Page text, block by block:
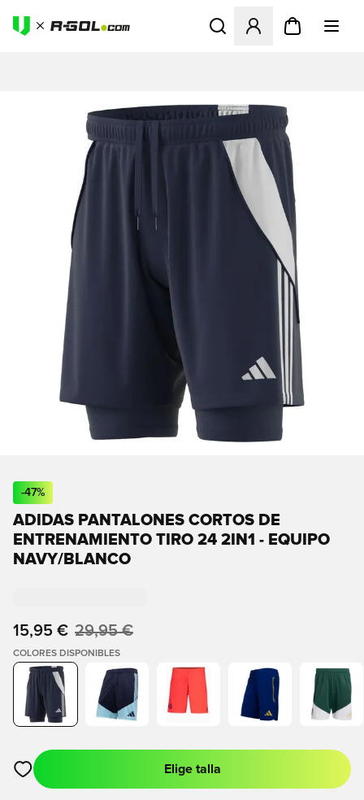
Abre un modal para iniciar
-47%
ADIDAS PANTALONES CORTOS DE
ENTRENAMIENTO TIRO 24 2IN1 - EQUIPO
NAVY/BLANCO
15,95 € 29,95 €
COLORES DISPONIBLES
Abre un modal para iniciar sesión o registrarse como miembro
Elige talla